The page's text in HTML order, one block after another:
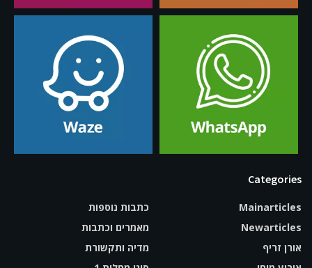
Categories
Mainarticles
Newarticles
אורן זריף
כתבות נוספות
מאמרים וכתבות
מדיה ותקשורת